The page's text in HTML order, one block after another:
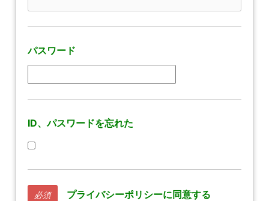
パスワード
ID、パスワードを忘れた
必須 プライバシーポリシーに同意する